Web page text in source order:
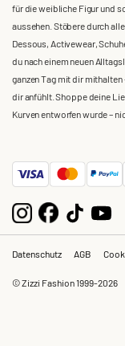
für die weibliche Figur und
aussehen. Stöbere durch
Dessous, Activewear,
du nach einem neuen
ganzen Tag mit dir
dir anfühlt. Shoppe deine
Kurven entworfen wurde –
Datenschutz AGB
© Zizzi Fashion 1999-2026